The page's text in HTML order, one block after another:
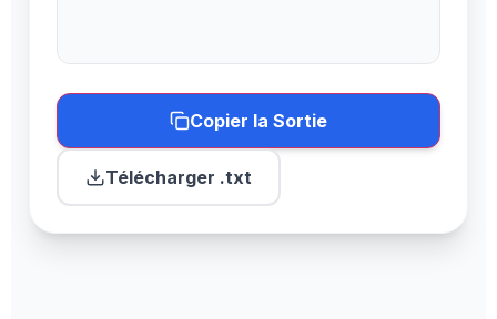
Copier la Sortie
Télécharger .txt